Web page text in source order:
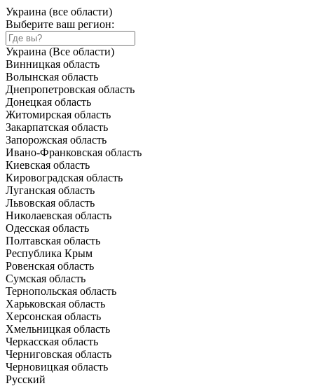
Украина (все области)
Выберите ваш регион:
Украина (Все области)
Винницкая область
Волынская область
Днепропетровская область
Донецкая область
Житомирская область
Закарпатская область
Запорожская область
Ивано-Франковская область
Киевская область
Кировоградская область
Луганская область
Львовская область
Николаевская область
Одесская область
Полтавская область
Республика Крым
Ровенская область
Сумская область
Тернопольская область
Харьковская область
Херсонская область
Хмельницкая область
Черкасская область
Черниговская область
Черновицкая область
Русский